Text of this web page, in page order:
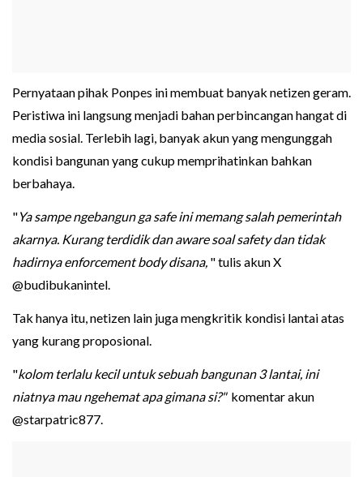
Pernyataan pihak Ponpes ini membuat banyak netizen geram.
Peristiwa ini langsung menjadi bahan perbincangan hangat di
media sosial. Terlebih lagi, banyak akun yang mengunggah
kondisi bangunan yang cukup memprihatinkan bahkan
berbahaya.
"Ya sampe ngebangun ga safe ini memang salah pemerintah
akarnya. Kurang terdidik dan aware soal safety dan tidak
hadirnya enforcement body disana, " tulis akun X
@budibukanintel.
Tak hanya itu, netizen lain juga mengkritik kondisi lantai atas
yang kurang proposional.
"kolom terlalu kecil untuk sebuah bangunan 3 lantai, ini
niatnya mau ngehemat apa gimana si?"komentar akun
@starpatric877.